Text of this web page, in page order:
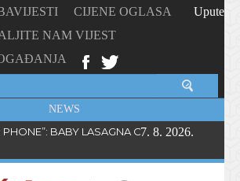
CIJENE OGLASA
NAM VIJEST
Upute
NEWS
PHONE”: BABY LASAGNA OBJAVIO NOVI
7. 8. 2026.